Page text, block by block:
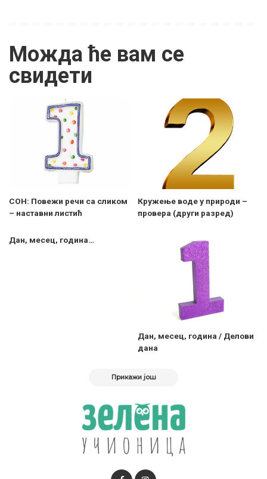
Можда ће вам се
свидети
СОН: Повежи речи са сликом
– наставни листић
Кружење воде у природи –
провера (други разред)
Дан, месец, година…
Дан, месец, година / Делови
дана
Прикажи још